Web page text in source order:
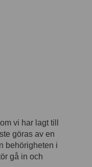
vi har lagt till
göras av en
behörigheten i
gå in och